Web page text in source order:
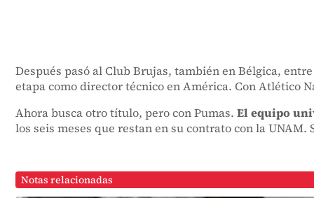
Después pasó al Club Brujas, también en Bélgica,
etapa como director técnico en América. Con Atlético
Ahora busca otro título, pero con Pumas. El equipo
los seis meses que restan en su contrato con la
Notas relacionadas